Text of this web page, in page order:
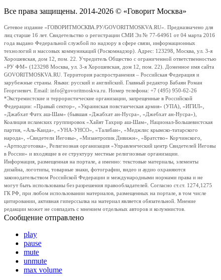
Все права защищены. 2014-2026 © «Говорит Москва»
Сетевое издание «ГОВОРИТМОСКВА.РУ/GOVORITMOSKVA.RU». Предназначено для
лиц старше 16 лет. Свидетельство о регистрации СМИ Эл № 77-64961 от 04 марта 2016
года выдано Федеральной службой по надзору в сфере связи, информационных
технологий и массовых коммуникаций (Роскомнадзор). Адрес: 123298, Москва, ул. 3-я
Хорошевская, дом 12, пом. 22. Учредитель Общество с ограниченной ответственностью
«РУ ФМ» (123298 Москва, ул. 3-я Хорошевская, дом 12, пом. 22). Доменное имя сайта
GOVORITMOSKVA.RU. Территория распространения – Российская Федерация и
зарубежные страны. Языки: русский и английский. Главный редактор Бабаян Роман
Георгиевич. Email: info@govoritmoskva.ru. Номер телефона: +7 (495) 950-62-26
*Экстремистские и террористические организации, запрещенные в Российской
Федерации: «Правый сектор», «Украинская повстанческая армия» (УПА), «ИГИЛ»,
«Джабхат Фатх аш-Шам» (бывшая «Джабхат ан-Нусра», «Джебхат ан-Нусра»),
Коалиция исламских группировок «Хайят Тахрир аш-Шам», Национал-Большевистская
партия, «Аль-Каида», «УНА-УНСО», «Талибан», «Меджлис крымско-татарского
народа», «Свидетели Иеговы», «Мизантропик Дивижн», «Братство» Корчинского,
«Артподготовка», Религиозная организация «Управленческий центр Свидетелей Иеговы
в России» и входящие в ее структуру местные религиозные организации.
Информация, размещенная на портале, а именно: текстовые материалы, элементы
дизайна, логотипы, товарные знаки, фотографии, видео и аудио охраняются
законодательством Российской Федерации и международными нормами права и не
могут быть использованы без разрешения правообладателей. Согласно ст.ст. 1274,1275
ГК РФ, при любом использовании материалов, размещенных на портале, в том числе
цитировании, активная гиперссылка на материал является обязательной. Мнение
редакции может не совпадать с мнением отдельных авторов и колумнистов.
Сообщение отправлено
play
pause
mute
unmute
max volume